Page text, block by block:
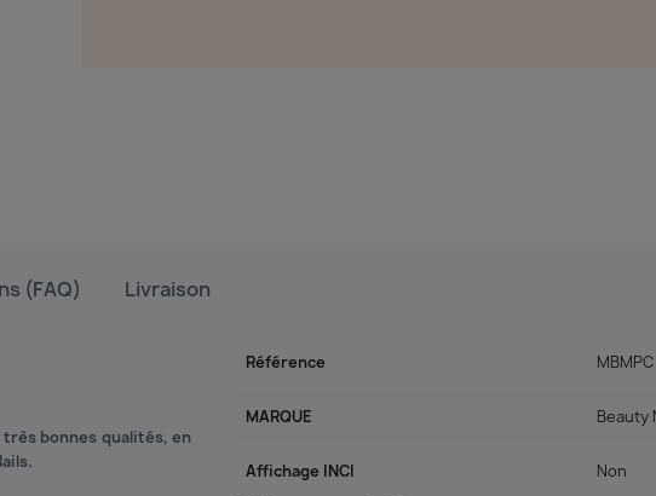
(FAQ) Livraison
bonnes qualités, en
Référence MBMPC
MARQUE Beauty
Affichage INCI Non